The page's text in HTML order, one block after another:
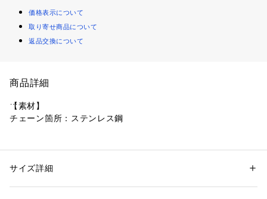
価格表示について
取り寄せ商品について
返品交換について
商品詳細
【素材】
チェーン箇所：ステンレス鋼
着脱しやすく「テンプル（つる）」を傷つけない「シリコンパ
性別：メンズ
貨
サイズ詳細